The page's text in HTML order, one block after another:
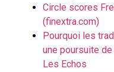
Circle scores
(finextra.com)
Pourquoi les
une poursuite de
Les Echos